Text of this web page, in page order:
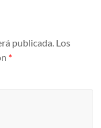
publicada. Los
*